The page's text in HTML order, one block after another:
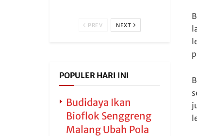
PREV NEXT
POPULER HARI INI
Budidaya Ikan
Bioflok Senggreng
Malang Ubah Pola